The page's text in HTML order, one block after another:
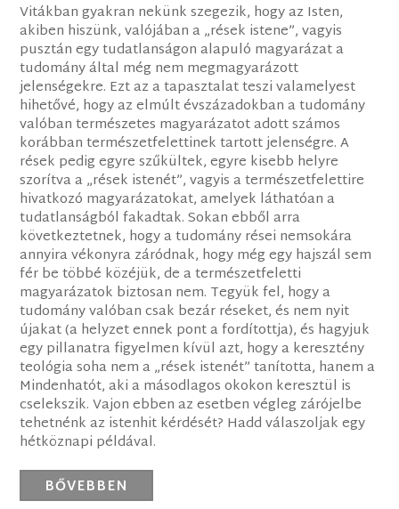
Vitákban gyakran nekünk szegezik, hogy az Isten,
akiben hiszünk, valójában a „rések istene”, vagyis
pusztán egy tudatlanságon alapuló magyarázat a
tudomány által még nem megmagyarázott
jelenségekre. Ezt az a tapasztalat teszi valamelyest
hihetővé, hogy az elmúlt évszázadokban a tudomány
valóban természetes magyarázatot adott számos
korábban természetfelettinek tartott jelenségre. A
rések pedig egyre szűkültek, egyre kisebb helyre
szorítva a „rések istenét”, vagyis a természetfelettire
hivatkozó magyarázatokat, amelyek láthatóan a
tudatlanságból fakadtak. Sokan ebből arra
következtetnek, hogy a tudomány rései nemsokára
annyira vékonyra záródnak, hogy még egy hajszál sem
fér be többé közéjük, de a természetfeletti
magyarázatok biztosan nem. Tegyük fel, hogy a
tudomány valóban csak bezár réseket, és nem nyit
újakat (a helyzet ennek pont a fordítottja), és hagyjuk
egy pillanatra figyelmen kívül azt, hogy a keresztény
teológia soha nem a „rések istenét” tanította, hanem a
Mindenhatót, aki a másodlagos okokon keresztül is
cselekszik. Vajon ebben az esetben végleg zárójelbe
tehetnénk az istenhit kérdését? Hadd válaszoljak egy
hétköznapi példával.
BŐVEBBEN